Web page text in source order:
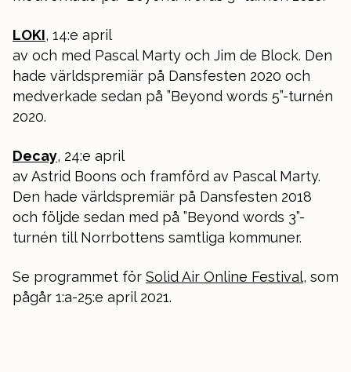
LOKI, 14:e april
av och med Pascal Marty och Jim de Block. Den
hade världspremiär på Dansfesten 2020 och
medverkade sedan på ”Beyond words 5”-turnén
2020.
Decay, 24:e april
av Astrid Boons och framförd av Pascal Marty.
Den hade världspremiär på Dansfesten 2018
och följde sedan med på ”Beyond words 3”-
turnén till Norrbottens samtliga kommuner.
Se programmet för Solid Air Online Festival, som
pågår 1:a-25:e april 2021.